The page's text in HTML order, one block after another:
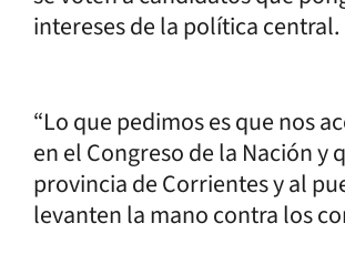
intereses de la política central.
“Lo que pedimos es que nos
en el Congreso de la Nación y
provincia de Corrientes y al
levanten la mano contra los